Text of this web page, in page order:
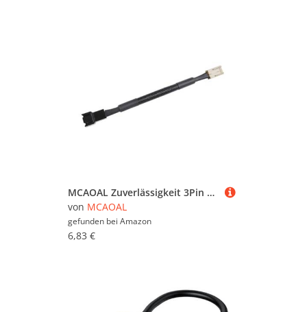
MCAOAL Zuverlässigkeit 3Pin Lüftergeschwindigkeit Begrenzter Kabel Computer Lüftergeschwindigkeitsreduzierter Für Ruhige Leistungen In Verschiedenen Computer Setups PC Fall Lüftergeräusch Reduzierung
von MCAOAL
gefunden bei Amazon
6,83 €